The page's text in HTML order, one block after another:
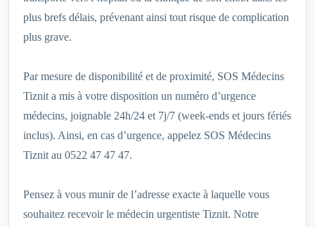
plus brefs délais, prévenant ainsi tout risque de complication
plus grave.
Par mesure de disponibilité et de proximité, SOS Médecins
Tiznit a mis à votre disposition un numéro d’urgence
médecins, joignable 24h/24 et 7j/7 (week-ends et jours fériés
inclus). Ainsi, en cas d’urgence, appelez SOS Médecins
Tiznit au 0522 47 47 47.
Pensez à vous munir de l’adresse exacte à laquelle vous
souhaitez recevoir le médecin urgentiste Tiznit. Notre